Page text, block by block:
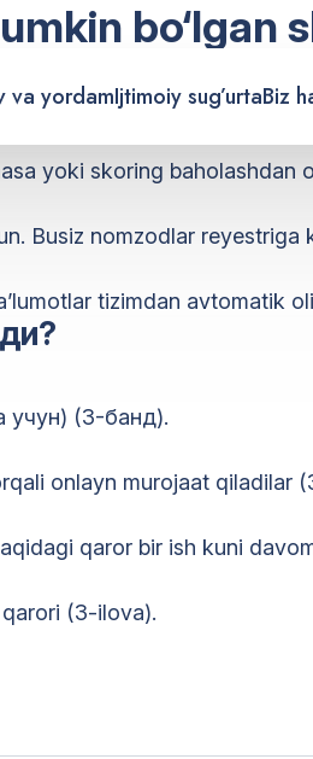
va yordamIjtimoiy sug’urtaBiz
bo‘lgan
ma’lumotlar taqdim etiladi
yoki skoring baholashdan
Busiz nomzodlar reyestriga
tizimdan avtomatik
учун) (3-банд).
onlayn murojaat qiladilar
qaror bir ish kuni
(3-ilova).